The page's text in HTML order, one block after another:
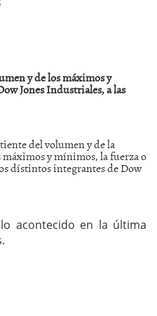
y de los máximos y
Jones Industriales, a las
del volumen y de la
y mínimos, la fuerza o
dístintos integrantes de Dow
acontecido en la última